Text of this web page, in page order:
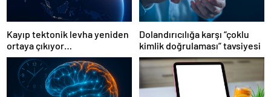
Kayıp tektonik levha yeniden
ortaya çıkıyor…
Dolandırıcılığa karşı “çoklu
kimlik doğrulaması” tavsiyesi